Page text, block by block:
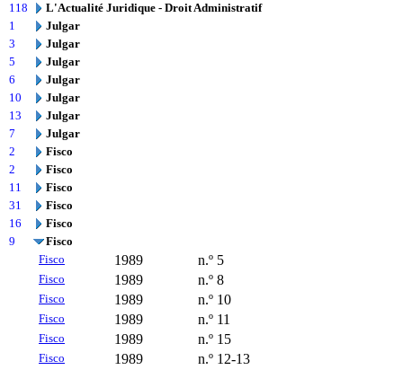
118
L'Actualité Juridique - Droit Administratif
1
Julgar
3
Julgar
5
Julgar
6
Julgar
10
Julgar
13
Julgar
7
Julgar
2
Fisco
2
Fisco
11
Fisco
31
Fisco
16
Fisco
9
Fisco
Fisco
1989 n.º 5
Fisco 1989 n.º 8
Fisco 1989 n.º 10
Fisco 1989 n.º 11
Fisco 1989 n.º 15
Fisco 1989 n.º 12-13